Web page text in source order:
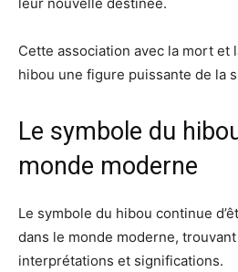
Cette association avec la mort et
hibou une figure puissante de la
Le symbole du
monde moderne
Le symbole du hibou continue
dans le monde moderne,
interprétations et significations.